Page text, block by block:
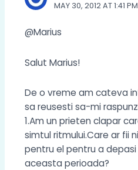
MAY 30, 2012 AT 1:41 PM
@Marius
Salut Marius!
De o vreme am cateva
sa reusesti sa-mi
1.Am un prieten clapar
simtul ritmului.Care ar fii
pentru el pentru a
aceasta perioada?